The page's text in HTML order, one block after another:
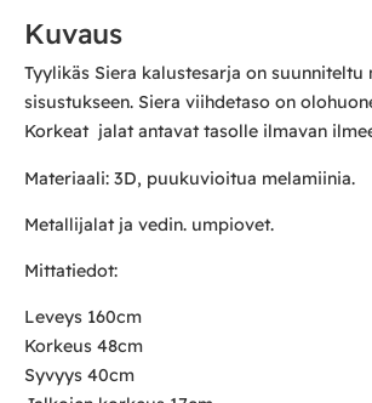
Kuvaus
Tyylikäs Siera kalustesarja on suunniteltu
sisustukseen. Siera viihdetaso on
Korkeat jalat antavat tasolle ilmavan
Materiaali: 3D, puukuvioitua melamiinia.
Metallijalat ja vedin. umpiovet.
Mittatiedot:
Leveys 160cm
Korkeus 48cm
Syvyys 40cm